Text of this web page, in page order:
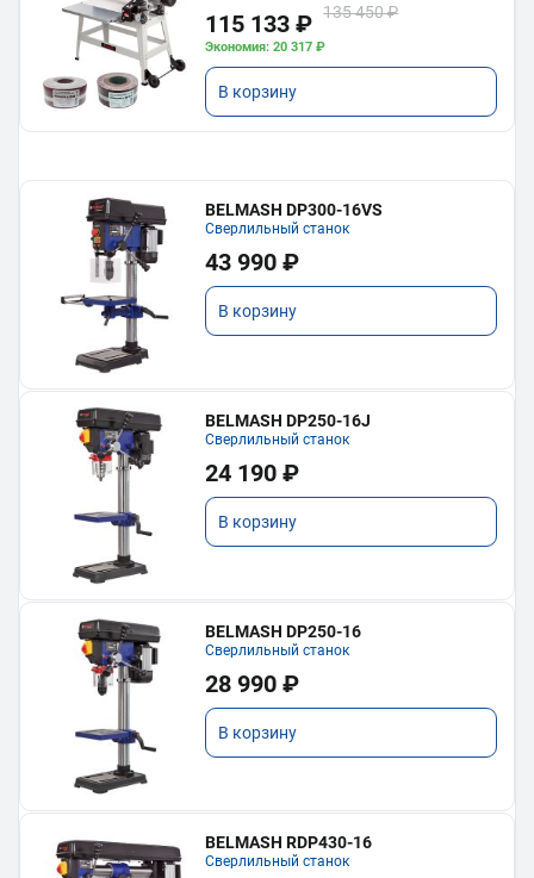
115 133 ₽ 135 450 ₽
Экономия: 20 317 ₽
В корзину
BELMASH DP300-16VS
Сверлильный станок
43 990 ₽
В корзину
BELMASH DP250-16J
Сверлильный станок
24 190 ₽
В корзину
BELMASH DP250-16
Сверлильный станок
28 990 ₽
В корзину
BELMASH RDP430-16
Сверлильный станок